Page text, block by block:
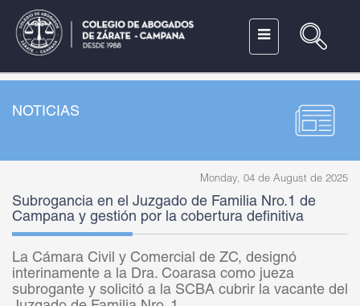
NOTICIAS
Monday, 04 de August de 2025
Subrogancia en el Juzgado de Familia Nro.1 de
Campana y gestión por la cobertura definitiva
La Cámara Civil y Comercial de ZC, designó
interinamente a la Dra. Coarasa como jueza
subrogante y solicitó a la SCBA cubrir la vacante del